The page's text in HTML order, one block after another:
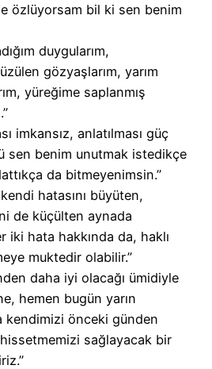
özlüyorsam bil ki sen benim
duygularım,
gözyaşlarım, yarım
yüreğime saplanmış
imkansız, anlatılması güç
sen benim unutmak istedikçe
da bitmeyenimsin.”
hatasını büyüten,
de küçülten aynada
iki hata hakkında da, haklı
muktedir olabilir.”
daha iyi olacağı ümidiyle
hemen bugün yarın
kendimizi önceki günden
sağlayacak bir